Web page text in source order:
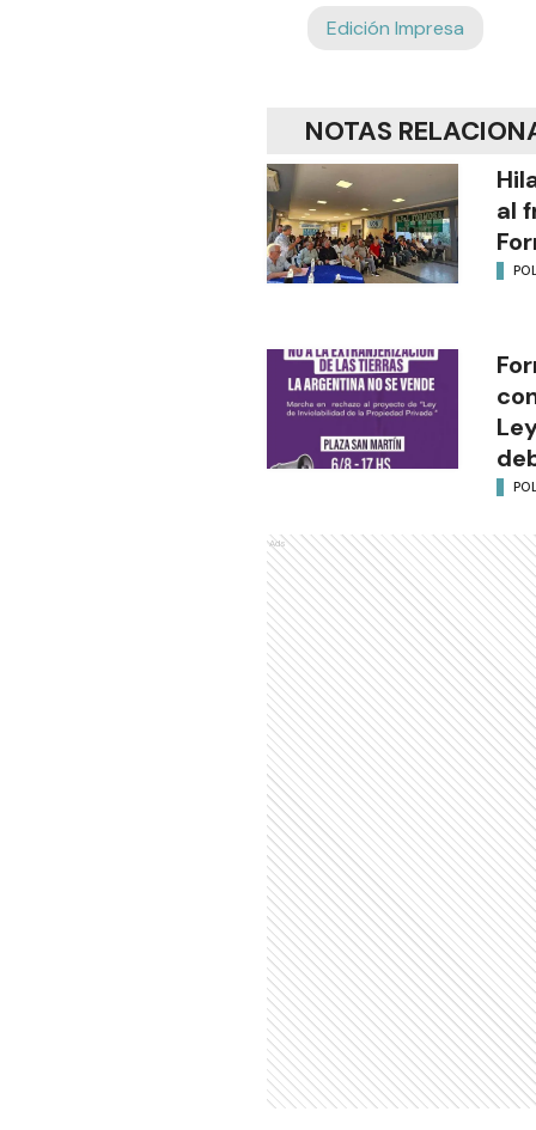
Edición Impresa
NOTAS
al
Ads